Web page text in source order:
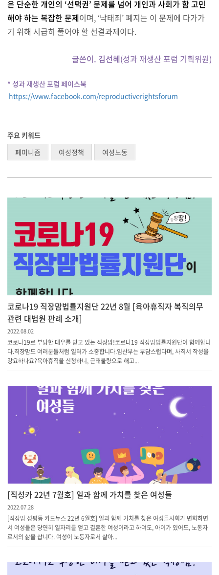
은 단순한 개인의 ‘선택권’ 문제를 넘어 개인과 사회가 함 고민
해야 하는 복잡한 문제이며, ‘낙태죄’ 폐지는 이 문제에 다가가
기 위해 시급히 풀어야 할 선결과제이다.
글쓴이. 김선혜(성과 재생산 포럼 기획위원)
* 성과 재생산 포럼 페이스북
https://www.facebook.com/reproductiverightsforum
주요 키워드
페미니즘
여성정책 여성노동
코로나19 직장맘법률지원단 22년 8월 [육아휴직자 복직의무
관련 대법원 판례 소개]
2022.08.02
코로나19로 부당한 대우를 받고 있는 직장맘!코로나19 직장맘법률지원단이 함께합니
다.직장맘도 여러분들처럼 일터가 소중합니다.임산부는 부담스럽다며, 사직서 작성을
강요하나요?육아휴직을 신청하니, 근태불량으로 해고...
[직성카 22년 7월호] 일과 함께 가치를 찾은 여성들
2022.07.28
[직장맘 성평등 카드뉴스 22년 6월호] 일과 함께 가치를 찾은 여성들사회가 변화하면
서 여성들은 당연히 일자리를 얻고 결혼한 여성이라고 하여도, 아이가 있어도, 노동자
로서의 삶을 삽니다. 여성이 노동자로서 살아...